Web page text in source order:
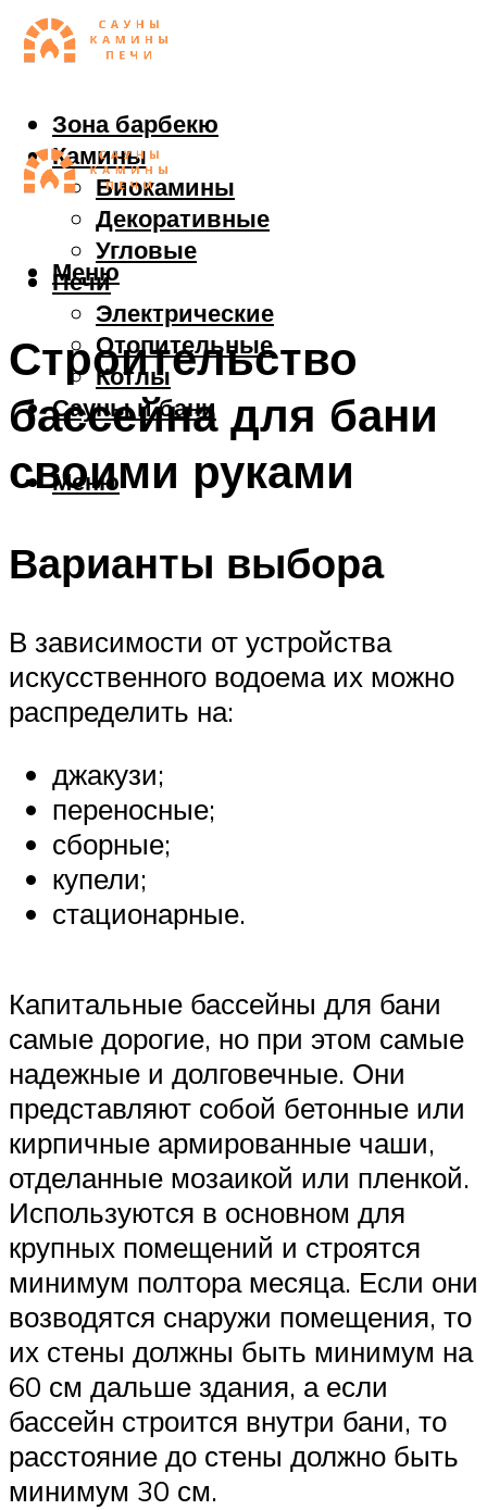
Зона барбекю
Камины
Биокамины
Декоративные
Угловые
Печи
Электрические
Отопительные
Котлы
Сауны и бани
Меню
Меню
Строительство
бассейна для бани
своими руками
Варианты выбора
В зависимости от устройства
искусственного водоема их можно
распределить на:
джакузи;
переносные;
сборные;
купели;
стационарные.
Капитальные бассейны для бани
самые дорогие, но при этом самые
надежные и долговечные. Они
представляют собой бетонные или
кирпичные армированные чаши,
отделанные мозаикой или пленкой.
Используются в основном для
крупных помещений и строятся
минимум полтора месяца. Если они
возводятся снаружи помещения, то
их стены должны быть минимум на
60 см дальше здания, а если
бассейн строится внутри бани, то
расстояние до стены должно быть
минимум 30 см.